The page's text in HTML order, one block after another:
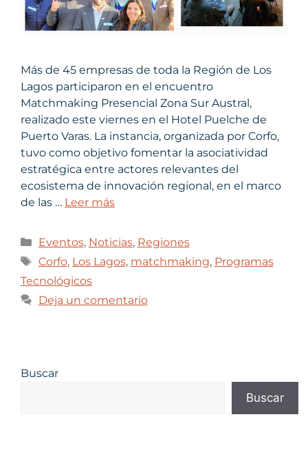
Más de 45 empresas de toda la Región de Los
Lagos participaron en el encuentro
Matchmaking Presencial Zona Sur Austral,
realizado este viernes en el Hotel Puelche de
Puerto Varas. La instancia, organizada por Corfo,
tuvo como objetivo fomentar la asociatividad
estratégica entre actores relevantes del
ecosistema de innovación regional, en el marco
de las … Leer más
Eventos, Noticias, Regiones
Corfo, Los Lagos, matchmaking, Programas
Tecnológicos
Deja un comentario
Buscar
Buscar